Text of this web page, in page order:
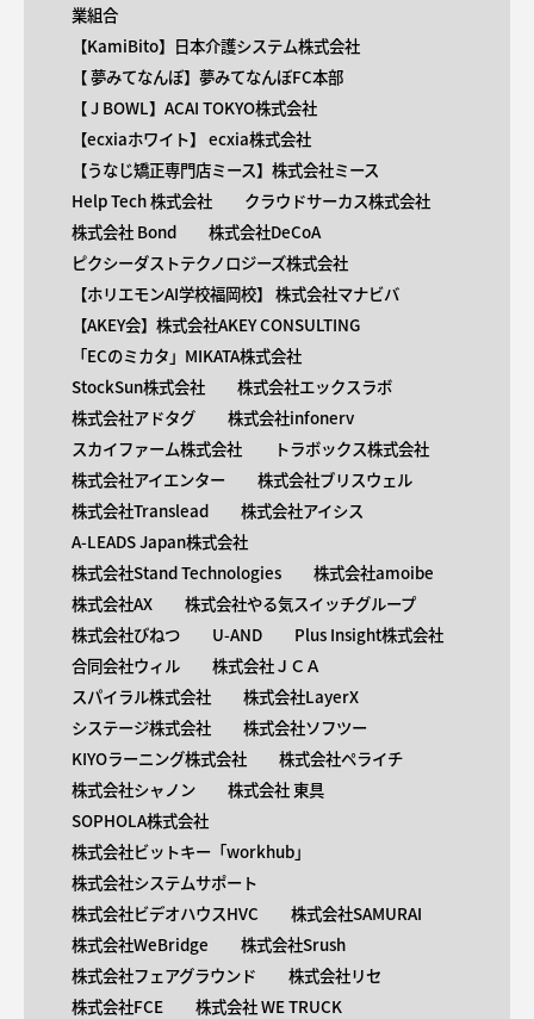
業組合
【KamiBito​】日本介護システム株式会社
【 ​夢みてなんぼ】夢みてなんぼFC本部
【 ​J BOWL】ACAI TOKYO株式会社
【​ecxiaホワイト】 ecxia株式会社
【​うなじ矯正専門店ミース】株式会社ミース
Help Tech 株式会社
クラウドサーカス株式会社
株式会社 Bond
株式会社DeCoA
ピクシーダストテクノロジーズ株式会社
【ホリエモンAI学校福岡校】 株式会社マナビバ
【AKEY会】株式会社AKEY CONSULTING
「ECのミカタ」MIKATA株式会社
StockSun株式会社
株式会社エックスラボ
株式会社アドタグ
株式会社infonerv
スカイファーム株式会社
トラボックス株式会社
株式会社アイエンター
株式会社ブリスウェル
株式会社Translead
株式会社アイシス
A-LEADS Japan株式会社
株式会社Stand Technologies
株式会社amoibe
株式会社AX
株式会社やる気スイッチグループ
株式会社びねつ
U-AND
Plus Insight株式会社
合同会社ウィル
株式会社ＪＣＡ
スパイラル株式会社
株式会社LayerX
システージ株式会社
株式会社ソフツー
KIYOラーニング株式会社
株式会社ペライチ
株式会社シャノン
株式会社 東具
SOPHOLA株式会社
株式会社ビットキー「workhub」
株式会社システムサポート
株式会社ビデオハウスHVC
株式会社SAMURAI
株式会社WeBridge
株式会社Srush
株式会社フェアグラウンド
株式会社リセ
株式会社FCE
株式会社 WE TRUCK